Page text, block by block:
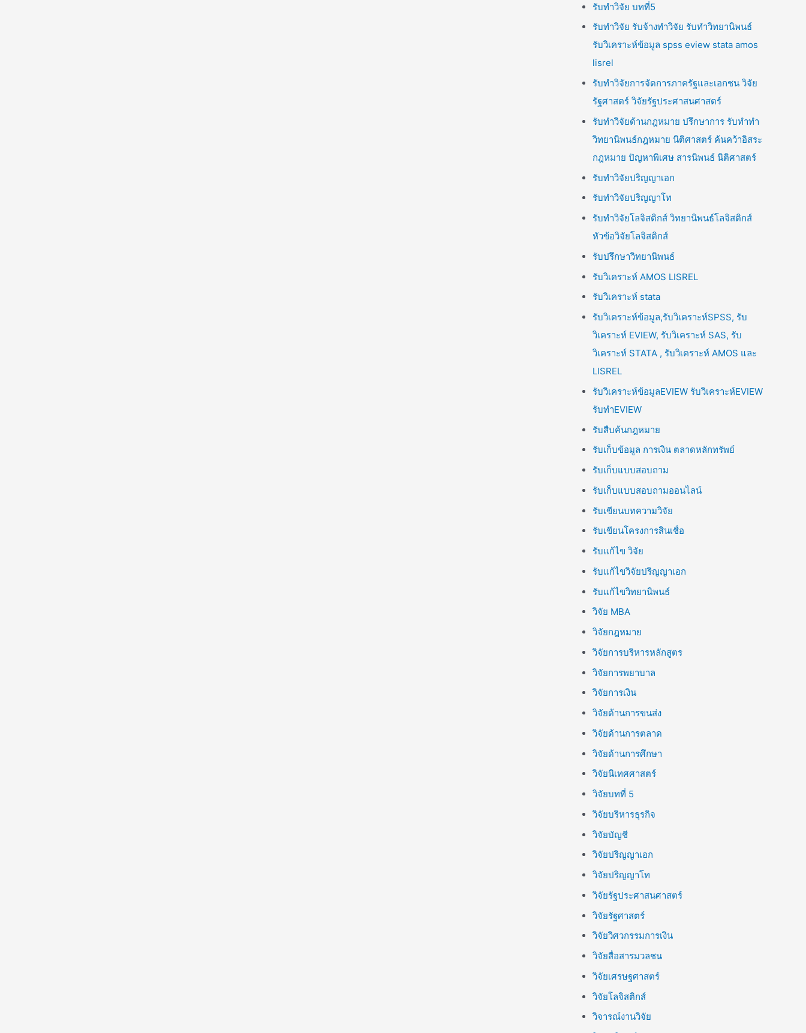
รับทำวิจัย บทที่5
รับทำวิจัย รับจ้างทำวิจัย รับทำวิทยานิพนธ์
รับวิเคราะห์ข้อมูล spss eview stata amos
lisrel
รับทำวิจัยการจัดการภาครัฐและเอกชน วิจัย
รัฐศาสตร์ วิจัยรัฐประศาสนศาสตร์
รับทำวิจัยด้านกฎหมาย ปรึกษาการ รับทำทำ
วิทยานิพนธ์กฎหมาย นิติศาสตร์ ค้นคว้าอิสระ
กฎหมาย ปัญหาพิเศษ สารนิพนธ์ นิติศาสตร์
รับทำวิจัยปริญญาเอก
รับทำวิจัยปริญญาโท
รับทำวิจัยโลจิสติกส์ วิทยานิพนธ์โลจิสติกส์
หัวข้อวิจัยโลจิสติกส์
รับปรึกษาวิทยานิพนธ์
รับวิเคราะห์ AMOS LISREL
รับวิเคราะห์ stata
รับวิเคราะห์ข้อมูล,รับวิเคราะห์SPSS, รับ
วิเคราะห์ EVIEW, รับวิเคราะห์ SAS, รับ
วิเคราะห์ STATA , รับวิเคราะห์ AMOS และ
LISREL
รับวิเคราะห์ข้อมูลEVIEW รับวิเคราะห์EVIEW
รับทำEVIEW
รับสืบค้นกฎหมาย
รับเก็บข้อมูล การเงิน ตลาดหลักทรัพย์
รับเก็บแบบสอบถาม
รับเก็บแบบสอบถามออนไลน์
รับเขียนบทความวิจัย
รับเขียนโครงการสินเชื่อ
รับแก้ไข วิจัย
รับแก้ไขวิจัยปริญญาเอก
รับแก้ไขวิทยานิพนธ์
วิจัย MBA
วิจัยกฎหมาย
วิจัยการบริหารหลักสูตร
วิจัยการพยาบาล
วิจัยการเงิน
วิจัยด้านการขนส่ง
วิจัยด้านการตลาด
วิจัยด้านการศึกษา
วิจัยนิเทศศาสตร์
วิจัยบทที่ 5
วิจัยบริหารธุรกิจ
วิจัยบัญชี
วิจัยปริญญาเอก
วิจัยปริญญาโท
วิจัยรัฐประศาสนศาสตร์
วิจัยรัฐศาสตร์
วิจัยวิศวกรรมการเงิน
วิจัยสื่อสารมวลชน
วิจัยเศรษฐศาสตร์
วิจัยโลจิสติกส์
วิจารณ์งานวิจัย